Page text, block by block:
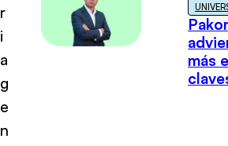
r
i
a
g
e
n
más